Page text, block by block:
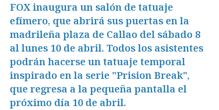
FOX inaugura un salón de tatuaje
efímero, que abrirá sus puertas en la
madrileña plaza de Callao del sábado 8
al lunes 10 de abril. Todos los asistentes
podrán hacerse un tatuaje temporal
inspirado en la serie "Prision Break",
que regresa a la pequeña pantalla el
próximo día 10 de abril.